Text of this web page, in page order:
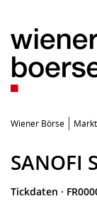
Wiener Börse
SANOFI
Tickdaten ·